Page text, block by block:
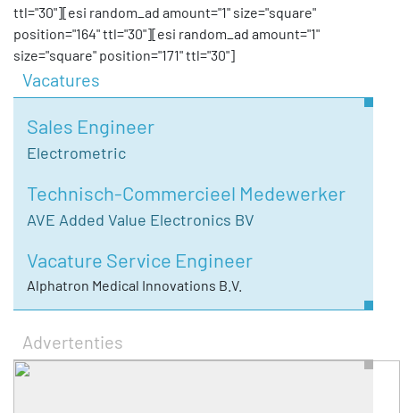
ttl="30"][esi random_ad amount="1" size="square"
position="164" ttl="30"][esi random_ad amount="1"
size="square" position="171" ttl="30"]
Vacatures
Sales Engineer
Electrometric
Technisch-Commercieel Medewerker
AVE Added Value Electronics BV
Vacature Service Engineer
Alphatron Medical Innovations B.V.
Advertenties